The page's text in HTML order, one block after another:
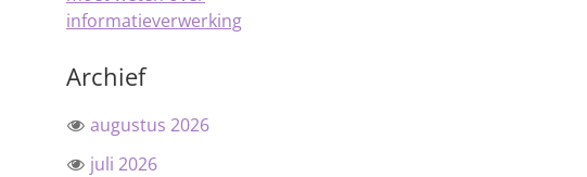
informatieverwerking
Archief
augustus 2026
juli 2026